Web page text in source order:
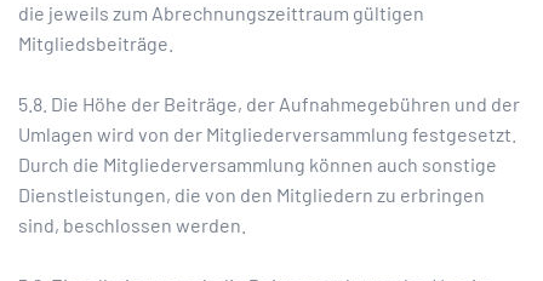
die jeweils zum Abrechnungszeittraum gültigen
Mitgliedsbeiträge.
5.8. Die Höhe der Beiträge, der Aufnahmegebühren und der
Umlagen wird von der Mitgliederversammlung festgesetzt.
Durch die Mitgliederversammlung können auch sonstige
Dienstleistungen, die von den Mitgliedern zu erbringen
sind, beschlossen werden.